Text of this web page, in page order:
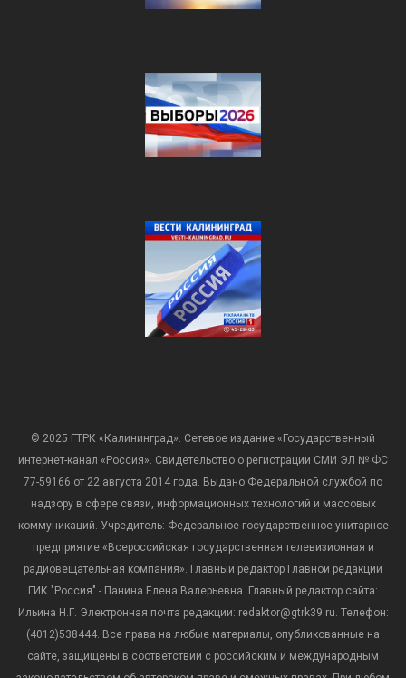
© 2025 ГТРК «Калининград». Сетевое издание «Государственный
интернет-канал «Россия». Свидетельство о регистрации СМИ ЭЛ № ФС
77-59166 от 22 августа 2014 года. Выдано Федеральной службой по
надзору в сфере связи, информационных технологий и массовых
коммуникаций. Учредитель: Федеральное государственное унитарное
предприятие «Всероссийская государственная телевизионная и
радиовещательная компания». Главный редактор Главной редакции
ГИК "Россия" - Панина Елена Валерьевна. Главный редактор сайта:
Ильина Н.Г. Электронная почта редакции: redaktor@gtrk39.ru. Телефон:
(4012)538444. Все права на любые материалы, опубликованные на
сайте, защищены в соответствии с российским и международным